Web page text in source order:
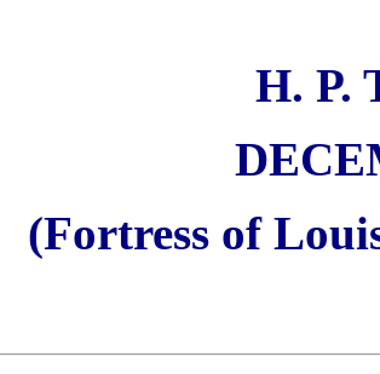
H. P.
(Fortress of